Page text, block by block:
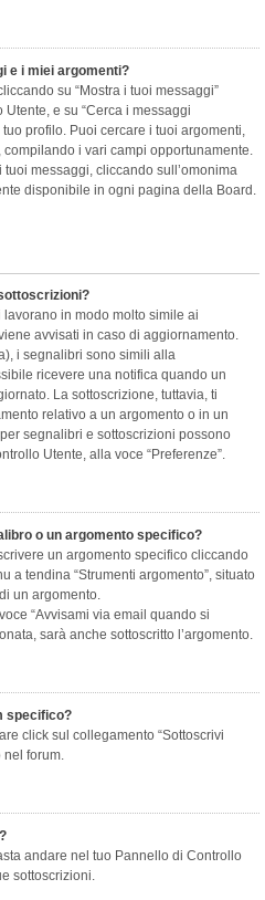
e i miei argomenti?
su “Mostra i tuoi messaggi”
e su “Cerca i messaggi
profilo. Puoi cercare i tuoi argomenti,
i vari campi opportunamente.
messaggi, cliccando sull’omonima
disponibile in ogni pagina della Board.
in modo molto simile ai
avvisati in caso di aggiornamento.
i segnalibri sono simili alla
ricevere una notifica quando un
La sottoscrizione, tuttavia, ti
relativo a un argomento o in un
segnalibri e sottoscrizioni possono
Utente, alla voce “Preferenze”.
o un argomento specifico?
un argomento specifico cliccando
a tendina “Strumenti argomento”, situato
un argomento.
“Avvisami via email quando si
sarà anche sottoscritto l’argomento.
specifico?
click sul collegamento “Sottoscrivi
nel forum.
andare nel tuo Pannello di Controllo
sottoscrizioni.